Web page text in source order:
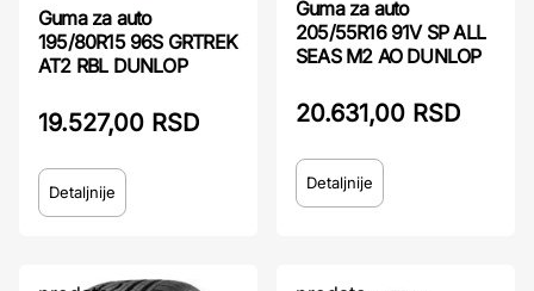
Guma za auto
195/80R15 96S GRTREK
AT2 RBL DUNLOP
19.527,00 RSD
Detaljnije
Guma za auto
205/55R16 91V SP ALL
SEAS M2 AO DUNLOP
20.631,00 RSD
Detaljnije